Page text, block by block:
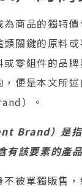
為商品的獨
關鍵的原料
零組件的品
便是本文所
）。
Brand）是
有該要素的產
被單獨販售